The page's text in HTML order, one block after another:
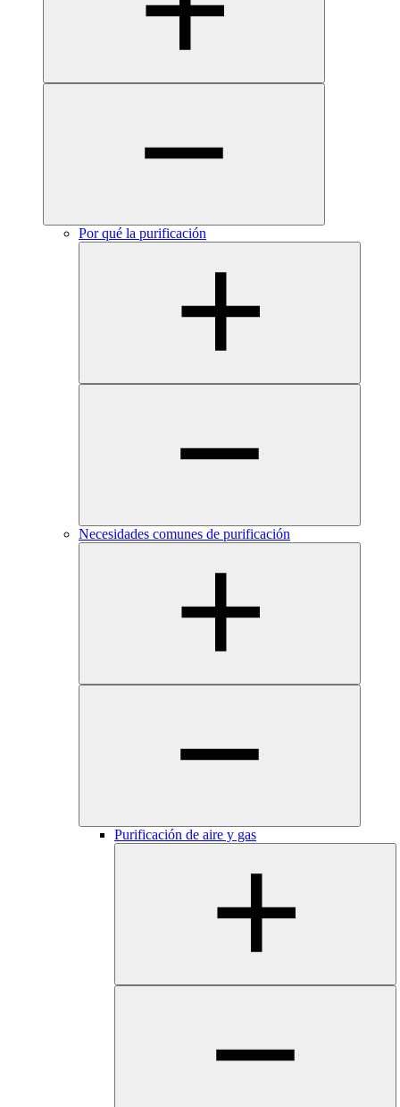
Por qué la purificación
Necesidades comunes de purificación
Purificación de aire y gas